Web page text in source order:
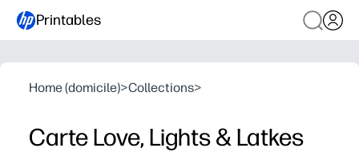
Printables
Home (domicile)>Collections>
Carte Love, Lights & Latkes